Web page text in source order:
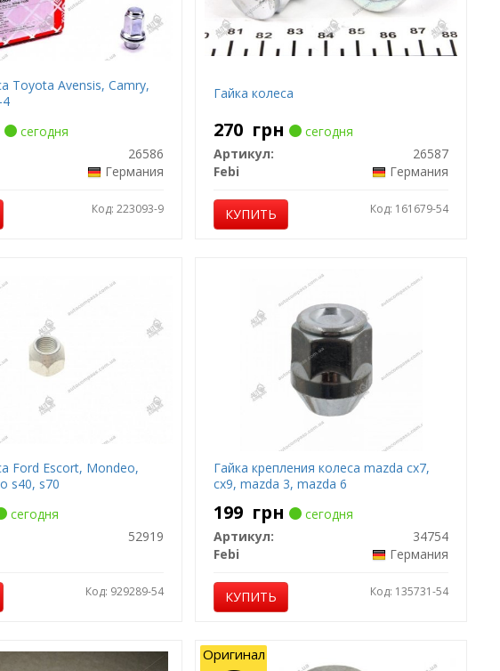
Toyota Avensis, Camry,
4
сегодня
26586
Германия
Код: 223093-9
Гайка колеса
270 грн
сегодня
Артикул:
26587
Febi
Германия
КУПИТЬ Код: 161679-54
Ford Escort, Mondeo,
s40, s70
сегодня
52919
Код: 929289-54
Гайка крепления колеса mazda cx7,
cx9, mazda 3, mazda 6
199 грн
сегодня
Артикул:
34754
Febi
Германия
КУПИТЬ Код: 135731-54
Оригинал